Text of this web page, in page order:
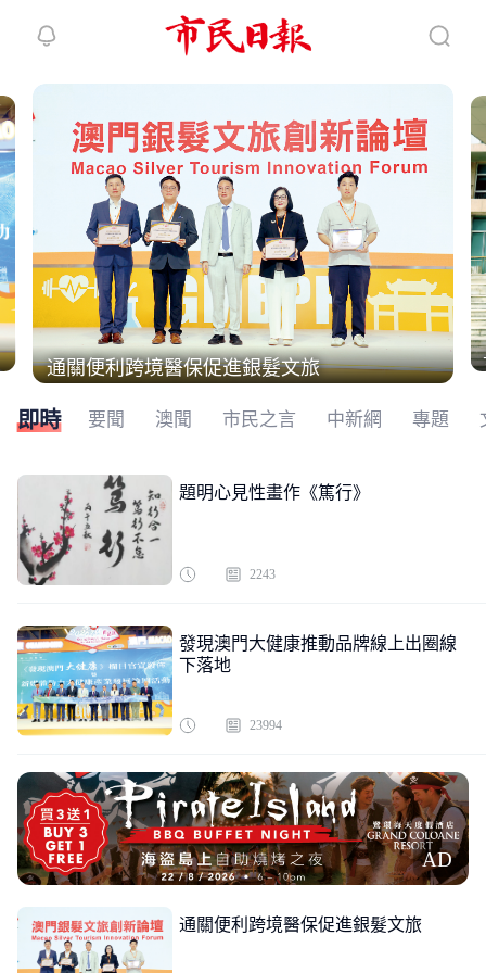
繼續下拉刷新
通關便利跨境醫保促進銀髮文旅
即時 要聞 澳聞 市民之言 中新網 專題
題明心見性畫作《篤行》
2243
發現澳門大健康推動品牌線上出圈線
下落地
23994
AD
通關便利跨境醫保促進銀髮文旅